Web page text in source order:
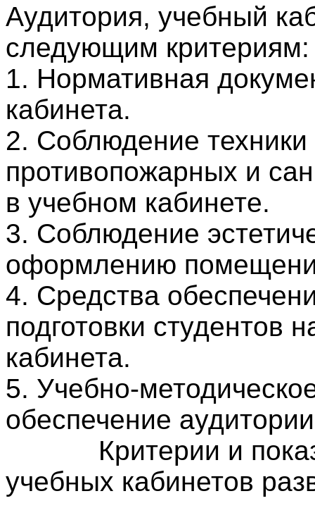
Аудитория, учебный
следующим критериям:
1. Нормативная
кабинета.
2. Соблюдение техники
противопожарных и
в учебном кабинете.
3. Соблюдение
оформлению
4. Средства
подготовки студентов
кабинета.
5. Учебно-
обеспечение
Критерии и
учебных кабинетов